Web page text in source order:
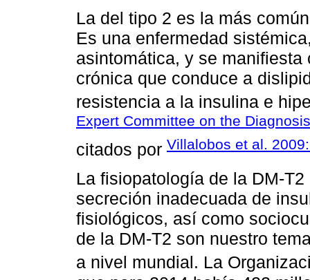
La del tipo 2 es la más
Es una enfermedad
asintomática, y se
crónica que conduce a
resistencia a la insulina e
Expert Committee on the
citados por Villalobos et al.
La fisiopatología de la DM-
secreción inadecuada de
fisiológicos, así como
de la DM-T2 son nuestro
a nivel mundial. La